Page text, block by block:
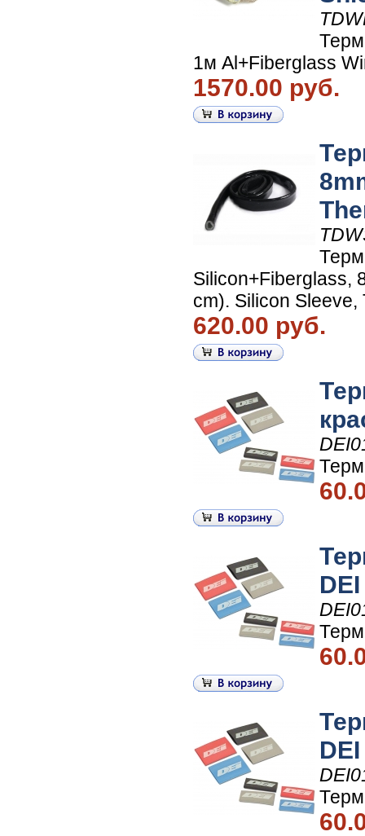
1м Al+Fiberglass
1570.00 руб.
Silicon+Fiberglass,
cm). Silicon
620.00 руб.